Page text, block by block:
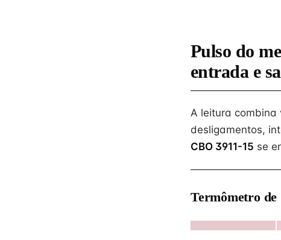
Pulso do
entrada e
A leitura combina
desligamentos,
CBO 3911-15 se
Termômetro